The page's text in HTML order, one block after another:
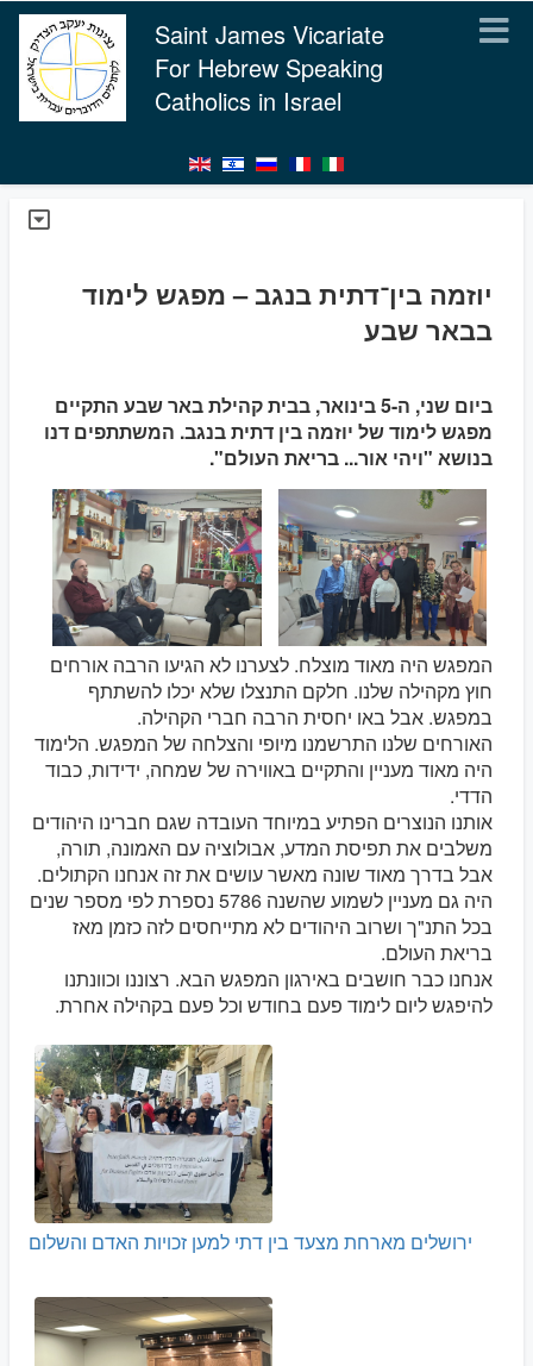
Saint James Vicariate
For Hebrew Speaking
Catholics in Israel
יוזמה בין־דתית בנגב – מפגש לימוד
בבאר שבע
ביום שני, ה-5 בינואר, בבית קהילת באר שבע התקיים
מפגש לימוד של יוזמה בין דתית בנגב. המשתתפים דנו
בנושא "ויהי אור... בריאת העולם".
המפגש היה מאוד מוצלח. לצערנו לא הגיעו הרבה אורחים
חוץ מקהילה שלנו. חלקם התנצלו שלא יכלו להשתתף
במפגש. אבל באו יחסית הרבה חברי הקהילה.
האורחים שלנו התרשמנו מיופי והצלחה של המפגש. הלימוד
היה מאוד מעניין והתקיים באווירה של שמחה, ידידות, כבוד
הדדי.
אותנו הנוצרים הפתיע במיוחד העובדה שגם חברינו היהודים
משלבים את תפיסת המדע, אבולוציה עם האמונה, תורה,
אבל בדרך מאוד שונה מאשר עושים את זה אנחנו הקתולים.
היה גם מעניין לשמוע שהשנה 5786 נספרת לפי מספר שנים
בכל התנ"ך ושרוב היהודים לא מתייחסים לזה כזמן מאז
בריאת העולם.
אנחנו כבר חושבים באירגון המפגש הבא. רצוננו וכוונתנו
להיפגש ליום לימוד פעם בחודש וכל פעם בקהילה אחרת.
ירושלים מארחת מצעד בין דתי למען זכויות האדם והשלום